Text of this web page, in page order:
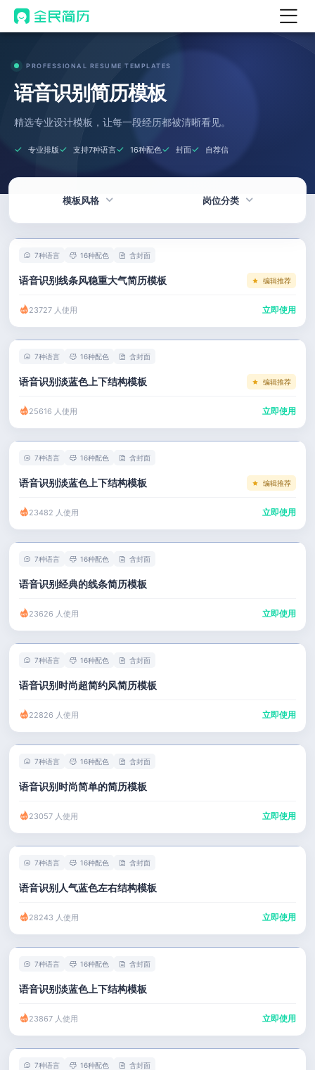
AI 生成简历
AI 优化简历
AI 翻译简历
AI 诊断简历
AI 模拟面试
AI 职场工具 New
简历模板
PROFESSIONAL RESUME TEMPLATES
语音识别简历模板
精选专业设计模板，让每一段经历都被清晰看见。
专业排版 支持7种语言 16种配色 封面 自荐信
模板风格
简洁
应届生
左右分栏
考研复试
岗位分类
产品 / 设计
金融 / 汽车
市场 / 运营
人事 / 行政
7种语言 16种配色 含封面
语音识别线条风稳重大气简历模板 编辑推荐
23727 人使用 立即使用
7种语言 16种配色 含封面
语音识别淡蓝色上下结构模板 编辑推荐
25616 人使用 立即使用
7种语言 16种配色 含封面
语音识别淡蓝色上下结构模板 编辑推荐
23482 人使用 立即使用
7种语言 16种配色 含封面
语音识别经典的线条简历模板
23626 人使用 立即使用
7种语言 16种配色 含封面
语音识别时尚超简约风简历模板
22826 人使用 立即使用
7种语言 16种配色 含封面
语音识别时尚简单的简历模板
23057 人使用 立即使用
7种语言 16种配色 含封面
语音识别人气蓝色左右结构模板
28243 人使用 立即使用
7种语言 16种配色 含封面
语音识别淡蓝色上下结构模板
23867 人使用 立即使用
7种语言 16种配色 含封面